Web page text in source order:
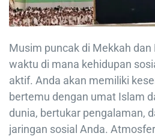
Musim puncak di Mekkah dan
waktu di mana kehidupan
aktif. Anda akan memiliki
bertemu dengan umat Islam
dunia, bertukar pengalaman,
jaringan sosial Anda.